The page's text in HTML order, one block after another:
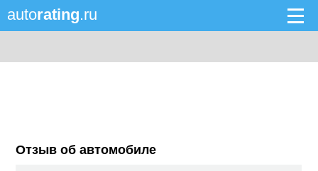
autorating.ru
Отзыв об автомобиле